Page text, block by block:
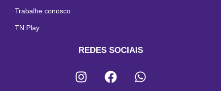
Trabalhe conosco
TN Play
REDES SOCIAIS